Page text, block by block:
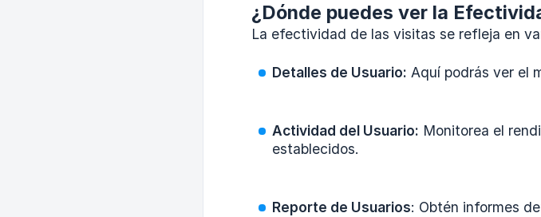
¿Dónde puedes ver la
La efectividad de las visitas se refleja en
Detalles de Usuario: Aquí podrás ver el
Actividad del Usuario: Monitorea el
establecidos.
Reporte de Usuarios: Obtén informes